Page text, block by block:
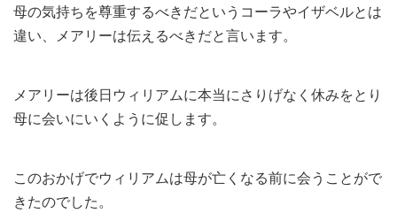
母の気持ちを尊重するべきだというコーラやイザベルとは
違い、メアリーは伝えるべきだと言います。
メアリーは後日ウィリアムに本当にさりげなく休みをとり
母に会いにいくように促します。
このおかげでウィリアムは母が亡くなる前に会うことがで
きたのでした。